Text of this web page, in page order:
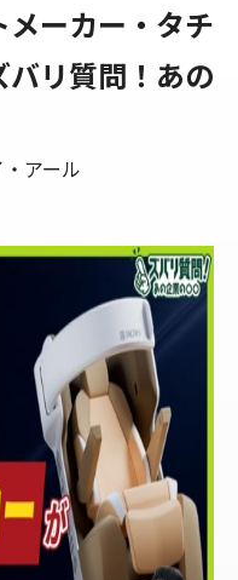
ーカー・タチ
リ質問！あの
アール